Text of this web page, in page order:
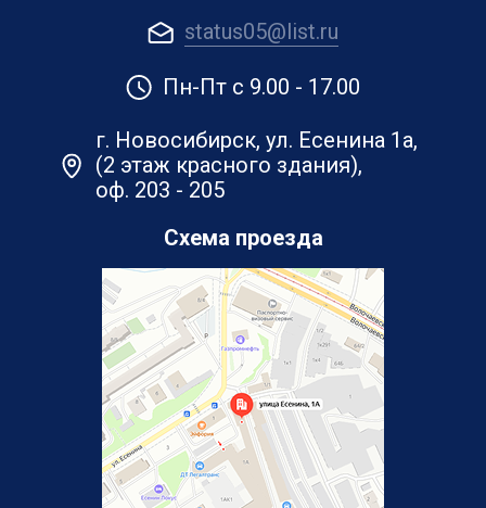
status05@list.ru
Пн-Пт с 9.00 - 17.00
г. Новосибирск, ул. Есенина 1а,
(2 этаж красного здания),
оф. 203 - 205
Схема проезда